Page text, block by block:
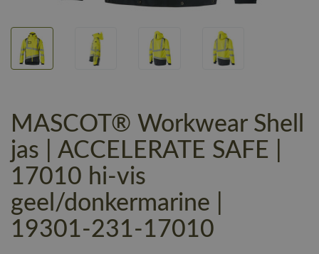
MASCOT® Workwear Shell
jas | ACCELERATE SAFE |
17010 hi-vis
geel/donkermarine |
19301-231-17010